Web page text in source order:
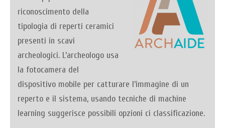
riconoscimento della
tipologia di reperti ceramici
presenti in scavi
archeologici. L’archeologo usa
la fotocamera del
dispositivo mobile per catturare l’immagine di un
reperto e il sistema, usando tecniche di machine
learning suggerisce possibili opzioni ci classificazione.